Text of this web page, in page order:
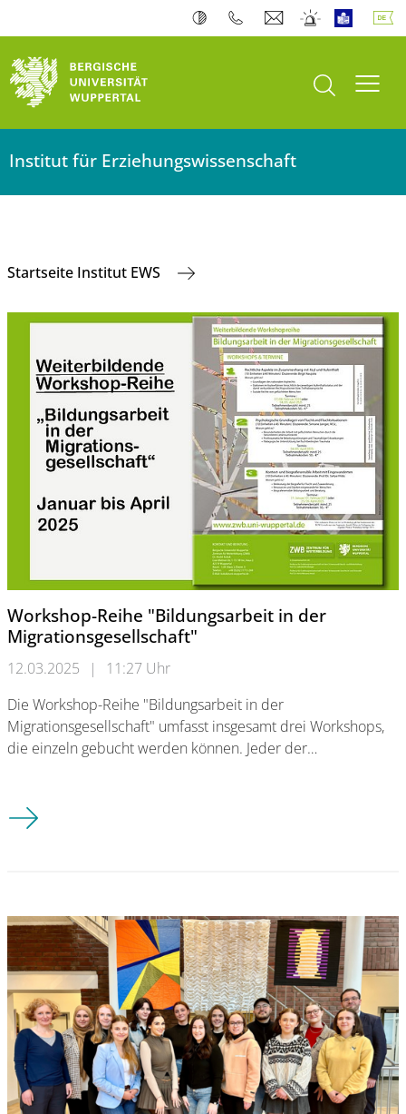
Suche öffnen
Institut für Erziehungswissenschaft
Startseite Institut EWS
Workshop-Reihe "Bildungsarbeit in der
Migrationsgesellschaft"
12.03.2025 |
11:27 Uhr
Die Workshop-Reihe "Bildungsarbeit in der
Migrationsgesellschaft" umfasst insgesamt drei Workshops,
die einzeln gebucht werden können. Jeder der…
Workshop-Reihe "Bildungsarbeit in der